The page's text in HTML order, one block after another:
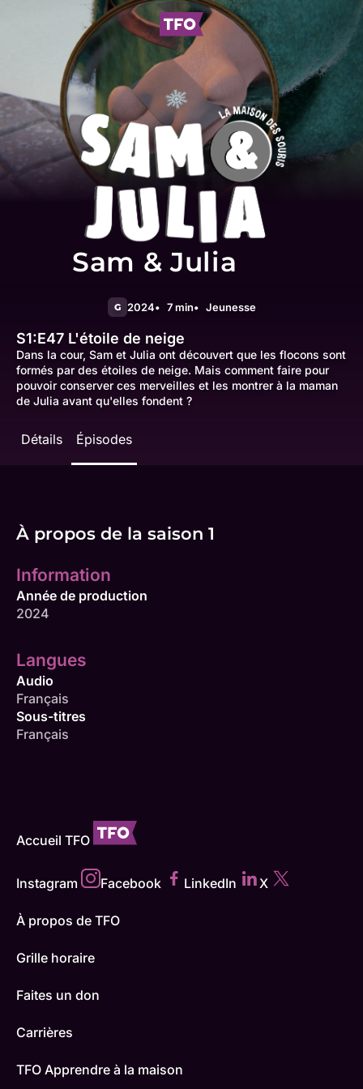
Sam & Julia
G 2024 7 min Jeunesse
S1:E47 L'étoile de neige
Dans la cour, Sam et Julia ont découvert que les flocons sont
formés par des étoiles de neige. Mais comment faire pour
pouvoir conserver ces merveilles et les montrer à la maman
de Julia avant qu'elles fondent ?
Détails Épisodes
À propos de la saison 1
Information
Année de production
2024
Langues
Audio
Français
Sous-titres
Français
Accueil TFO
Instagram Facebook LinkedIn X
À propos de TFO
Grille horaire
Faites un don
Carrières
TFO Apprendre à la maison